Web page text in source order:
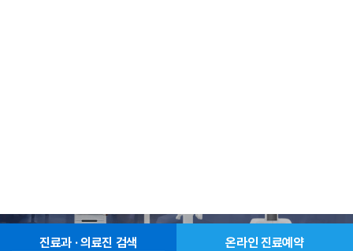
진료과 · 의료진 검색 온라인 진료예약